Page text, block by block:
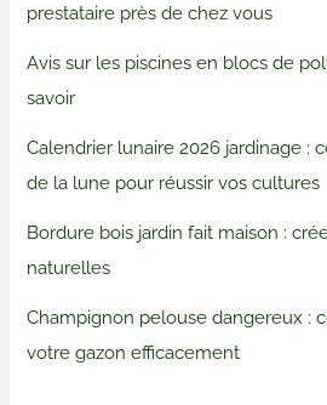
prestataire près de chez vous
Avis sur les piscines en blocs de
savoir
Calendrier lunaire 2026 jardinage :
de la lune pour réussir vos cultures
Bordure bois jardin fait maison :
naturelles
Champignon pelouse dangereux :
votre gazon efficacement